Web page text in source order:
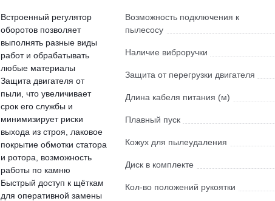
Встроенный регулятор
оборотов позволяет
выполнять разные виды
работ и обрабатывать
любые материалы
Защита двигателя от
пыли, что увеличивает
срок его службы и
минимизирует риски
выхода из строя, лаковое
покрытие обмотки статора
и ротора, возможность
работы по камню
Быстрый доступ к щёткам
для оперативной замены
Возможность подключения к
пылесосу
Наличие виброручки
Защита от перегрузки двигателя
Длина кабеля питания (м)
Плавный пуск
Кожух для пылеудаления
Диск в комплекте
Кол-во положений рукоятки